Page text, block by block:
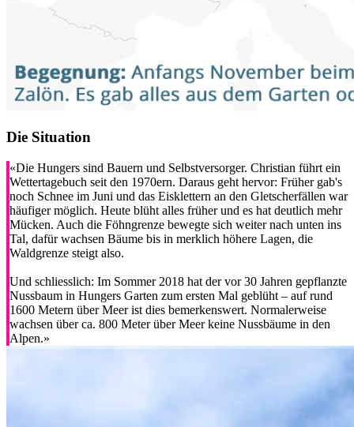
Die Situation
«Die Hungers sind Bauern und Selbstversorger. Christian führt ein
Wettertagebuch seit den 1970ern. Daraus geht hervor: Früher gab's
noch Schnee im Juni und das Eisklettern an den Gletscherfällen war
häufiger möglich. Heute blüht alles früher und es hat deutlich mehr
Mücken. Auch die Föhngrenze bewegte sich weiter nach unten ins
Tal, dafür wachsen Bäume bis in merklich höhere Lagen, die
Waldgrenze steigt also.
Und schliesslich: Im Sommer 2018 hat der vor 30 Jahren gepflanzte
Nussbaum in Hungers Garten zum ersten Mal geblüht – auf rund
1600 Metern über Meer ist dies bemerkenswert. Normalerweise
wachsen über ca. 800 Meter über Meer keine Nussbäume in den
Alpen.»